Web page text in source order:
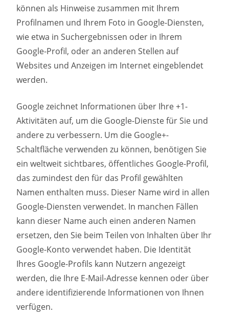
können als Hinweise zusammen mit Ihrem
Profilnamen und Ihrem Foto in Google-Diensten,
wie etwa in Suchergebnissen oder in Ihrem
Google-Profil, oder an anderen Stellen auf
Websites und Anzeigen im Internet eingeblendet
werden.
Google zeichnet Informationen über Ihre +1-
Aktivitäten auf, um die Google-Dienste für Sie und
andere zu verbessern. Um die Google+-
Schaltfläche verwenden zu können, benötigen Sie
ein weltweit sichtbares, öffentliches Google-Profil,
das zumindest den für das Profil gewählten
Namen enthalten muss. Dieser Name wird in allen
Google-Diensten verwendet. In manchen Fällen
kann dieser Name auch einen anderen Namen
ersetzen, den Sie beim Teilen von Inhalten über Ihr
Google-Konto verwendet haben. Die Identität
Ihres Google-Profils kann Nutzern angezeigt
werden, die Ihre E-Mail-Adresse kennen oder über
andere identifizierende Informationen von Ihnen
verfügen.